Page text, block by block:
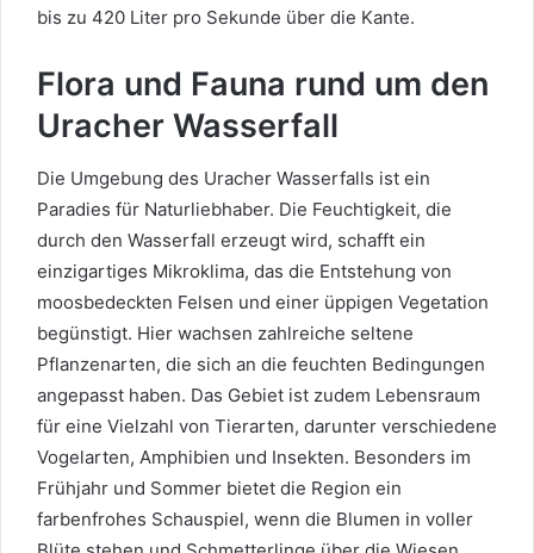
bis zu 420 Liter pro Sekunde über die Kante.
Flora und Fauna rund um den
Uracher Wasserfall
Die Umgebung des Uracher Wasserfalls ist ein
Paradies für Naturliebhaber. Die Feuchtigkeit, die
durch den Wasserfall erzeugt wird, schafft ein
einzigartiges Mikroklima, das die Entstehung von
moosbedeckten Felsen und einer üppigen Vegetation
begünstigt. Hier wachsen zahlreiche seltene
Pflanzenarten, die sich an die feuchten Bedingungen
angepasst haben. Das Gebiet ist zudem Lebensraum
für eine Vielzahl von Tierarten, darunter verschiedene
Vogelarten, Amphibien und Insekten. Besonders im
Frühjahr und Sommer bietet die Region ein
farbenfrohes Schauspiel, wenn die Blumen in voller